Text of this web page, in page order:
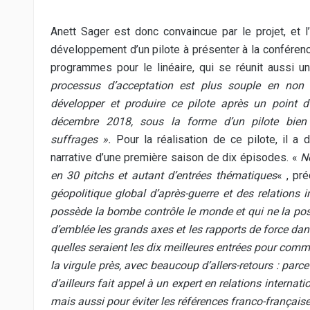
Anett Sager est donc convaincue par le projet, et
développement d’un pilote à présenter à la
programmes pour le linéaire, qui se réunit aussi
processus d’acceptation est plus souple en
développer et produire ce pilote après un point
décembre 2018, sous la forme d’un pilote
suffrages ».
Pour la réalisation de ce pilote, il a
narrative d’une première saison de dix épisodes. «
en 30 pitchs et autant d’entrées thématiques« ,
géopolitique global d’après-guerre et des
possède la bombe contrôle le monde et qui ne la
d’emblée les grands axes et les rapports de force
quelles seraient les dix meilleures entrées pour
la virgule près, avec beaucoup d’allers-retours :
d’ailleurs fait appel à un expert en relations
mais aussi pour éviter les références franco-